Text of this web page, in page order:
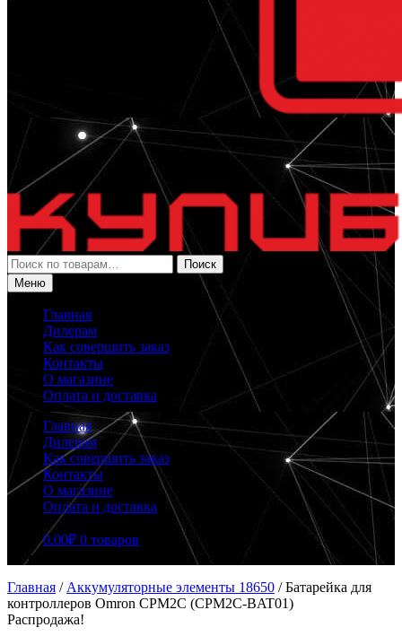
Искать:
Поиск
Меню
Главная
Дилерам
Как совершить заказ
Контакты
О магазине
Оплата и доставка
Главная
Дилерам
Как совершить заказ
Контакты
О магазине
Оплата и доставка
0.00₽ 0 товаров
Главная / Аккумуляторные элементы 18650 /Батарейка для
контроллеров Omron CPM2C (CPM2C-BAT01)
Распродажа!